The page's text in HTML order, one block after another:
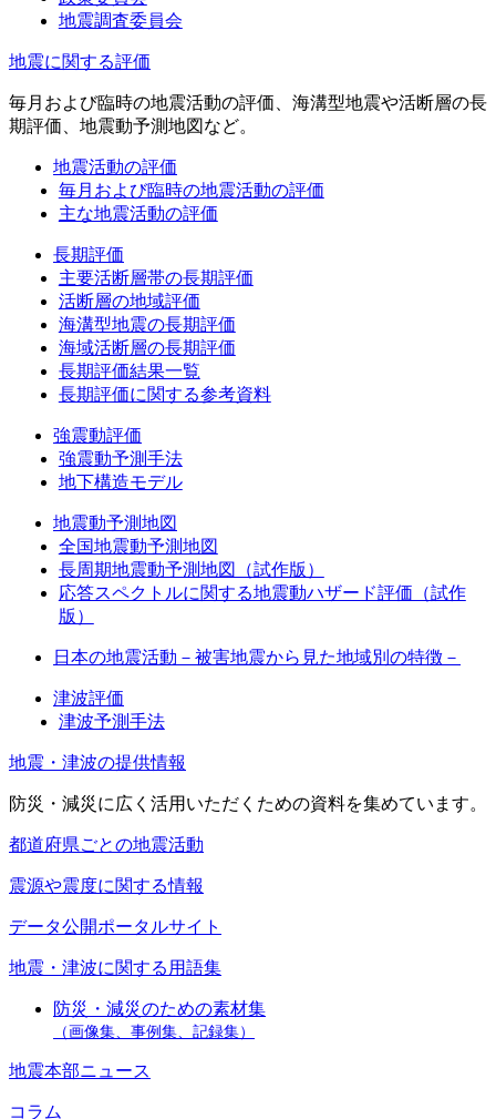
地震調査委員会
地震に関する評価
毎月および臨時の地震活動の評価、海溝型地震や活断層の長
期評価、地震動予測地図など。
地震活動の評価
毎月および臨時の地震活動の評価
主な地震活動の評価
長期評価
主要活断層帯の長期評価
活断層の地域評価
海溝型地震の長期評価
海域活断層の長期評価
長期評価結果一覧
長期評価に関する参考資料
強震動評価
強震動予測手法
地下構造モデル
地震動予測地図
全国地震動予測地図
長周期地震動予測地図（試作版）
応答スペクトルに関する地震動ハザード評価（試作
版）
日本の地震活動－被害地震から見た地域別の特徴－
津波評価
津波予測手法
地震・津波の提供情報
防災・減災に広く活用いただくための資料を集めています。
都道府県ごとの地震活動
震源や震度に関する情報
データ公開ポータルサイト
地震・津波に関する用語集
防災・減災のための素材集
（画像集、事例集、記録集）
地震本部ニュース
コラム